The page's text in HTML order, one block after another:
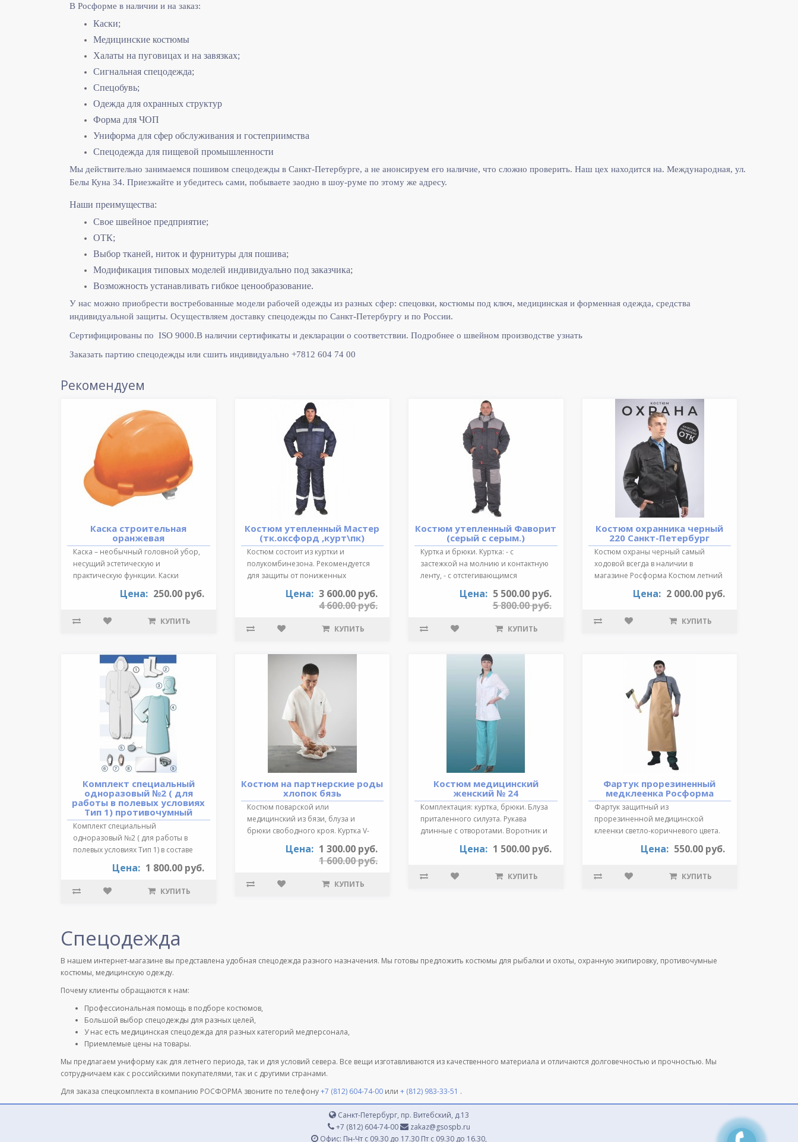
В Росформе в наличии и на заказ:
Каски;
Медицинские костюмы
Халаты на пуговицах и на завязках;
Сигнальная спецодежда;
Спецобувь;
Одежда для охранных структур
Форма для ЧОП
Униформа для сфер обслуживания и гостеприимства
Спецодежда для пищевой промышленности
Мы действительно занимаемся пошивом спецодежды в Санкт-Петербурге, а не анонсируем его наличие, что сложно проверить. Наш цех находится на. Международная, ул.
Белы Куна 34. Приезжайте и убедитесь сами, побываете заодно в шоу-руме по этому же адресу.
Наши преимущества:
Свое швейное предприятие;
ОТК;
Выбор тканей, ниток и фурнитуры для пошива;
Модификация типовых моделей индивидуально под заказчика;
Возможность устанавливать гибкое ценообразование.
У нас можно приобрести востребованные модели рабочей одежды из разных сфер: спецовки, костюмы под ключ, медицинская и форменная одежда, средства
индивидуальной защиты. Осуществляем доставку спецодежды по Санкт-Петербургу и по России.
Сертифицированы по ISO 9000.В наличии сертификаты и декларации о соответствии. Подробнее о швейном производстве узнать
Заказать партию спецодежды или сшить индивидуально +7812 604 74 00
Рекомендуем
Каска строительная
оранжевая
Каска – необычный головной убор,
несущий эстетическую и
практическую функции. Каски
Цена: 250.00 руб.
КУПИТЬ
Костюм утепленный Мастер
(тк.оксфорд ,курт\пк)
Костюм состоит из куртки и
полукомбинезона. Рекомендуется
для защиты от пониженных
Цена: 3 600.00 руб.
4 600.00 руб.
КУПИТЬ
Костюм утепленный Фаворит
(серый с серым.)
Куртка и брюки. Куртка: - с
застежкой на молнию и контактную
ленту, - с отстегивающимся
Цена: 5 500.00 руб.
5 800.00 руб.
КУПИТЬ
Костюм охранника черный
220 Санкт-Петербург
Костюм охраны черный самый
ходовой всегда в наличии в
магазине Росформа Костюм летний
Цена: 2 000.00 руб.
КУПИТЬ
Комплект специальный
одноразовый №2 ( для
работы в полевых условиях
Тип 1) противочумный
Комплект специальный
одноразовый №2 ( для работы в
полевых условиях Тип 1) в составе
Цена: 1 800.00 руб.
КУПИТЬ
Костюм на партнерские роды
хлопок бязь
Костюм поварской или
медицинский из бязи, блуза и
брюки свободного кроя. Куртка V-
Цена: 1 300.00 руб.
1 600.00 руб.
КУПИТЬ
Костюм медицинский
женский № 24
Комплектация: куртка, брюки. Блуза
приталенного силуэта. Рукава
длинные с отворотами. Воротник и
Цена: 1 500.00 руб.
КУПИТЬ
Фартук прорезиненный
медклеенка Росформа
Фартук защитный из
прорезиненной медицинской
клеенки светло-коричневого цвета.
Цена: 550.00 руб.
КУПИТЬ
Спецодежда
В нашем интернет-магазине вы представлена удобная спецодежда разного назначения. Мы готовы предложить костюмы для рыбалки и охоты, охранную экипировку, противочумные
костюмы, медицинскую одежду.
Почему клиенты обращаются к нам:
Профессиональная помощь в подборе костюмов,
Большой выбор спецодежды для разных целей,
У нас есть медицинская спецодежда для разных категорий медперсонала,
Приемлемые цены на товары.
Мы предлагаем униформу как для летнего периода, так и для условий севера. Все вещи изготавливаются из качественного материала и отличаются долговечностью и прочностью. Мы
сотрудничаем как с российскими покупателями, так и с другими странами.
Для заказа спецкомплекта в компанию РОСФОРМА звоните по телефону+7 (812) 604-74-00 или + (812) 983-33-51 .
Санкт-Петербург, пр. Витебский, д.13
+7 (812) 604-74-00
zakaz@gsospb.ru
Офис: Пн-Чт с 09.30 до 17.30 Пт с 09.30 до 16.30,